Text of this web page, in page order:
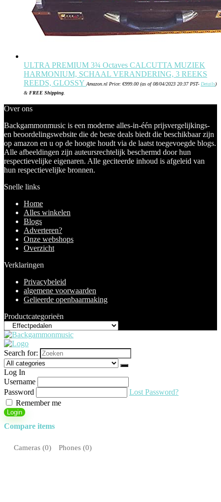
ULTRA PREMIUM 3¾ Octaves CALCUTTA MUZIEK
HARMONIUM, SCHAAL VERANDERING, 3 REEKS
REEDS, GLOSSY Amazon.nl Price: €999.00 (as of 08/04/2023 20:37 PST- Details)
& FREE Shipping
Over ons
Backgammonmusic is een moderne alles-in-één prijsvergelijkings-
en beoordelingswebsite die de beste deals biedt die beschikbaar zijn
op amazon en u op de hoogte houdt via de laatst toegevoegde blogs.
Alle afbeeldingen zijn auteursrechtelijk beschermd door hun
respectievelijke eigenaren. Alle geciteerde inhoud is afgeleid van
hun respectievelijke bronnen.
Snelle links
Home
Alles winkelen
Blogs
Adverteren?
Onze webshops
Overzicht
Verklaringen
Privacybeleid
algemene voorwaarden
Gelieerde openbaarmaking
Productcategorieën
Search for:
Log In
Username
Password
Lost Password?
Remember me
Login
Compare items
Cameras (0) Phones (0)